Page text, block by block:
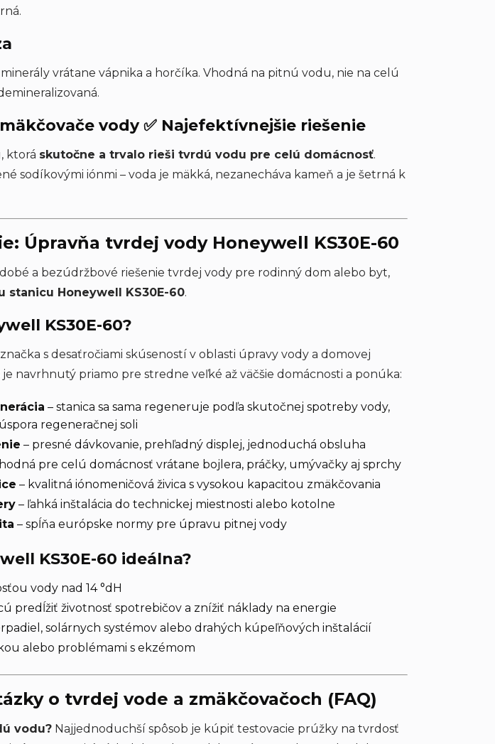
vrátane vápnika a horčíka. Vhodná na pitnú vodu, nie na celú
vody ✅ Najefektívnejšie riešenie
ktorá skutočne a trvalo rieši tvrdú vodu pre celú domácnosť.
sodíkovými iónmi – voda je mäkká, nezanecháva kameň a je šetrná k
Úpravňa tvrdej vody Honeywell KS30E-60
a bezúdržbové riešenie tvrdej vody pre rodinný dom alebo byt,
stanicu Honeywell KS30E-60.
KS30E-60?
s desaťročiami skúseností v oblasti úpravy vody a domovej
je navrhnutý priamo pre stredne veľké až väčšie domácnosti a ponúka:
– stanica sa sama regeneruje podľa skutočnej spotreby vody,
regeneračnej soli
– presné dávkovanie, prehľadný displej, jednoduchá obsluha
pre celú domácnosť vrátane bojlera, práčky, umývačky aj sprchy
– kvalitná iónomeničová živica s vysokou kapacitou zmäkčovania
– ľahká inštalácia do technickej miestnosti alebo kotolne
– spĺňa európske normy pre úpravu pitnej vody
KS30E-60 ideálna?
vody nad 14 °dH
predĺžiť životnosť spotrebičov a znížiť náklady na energie
solárnych systémov alebo drahých kúpeľňových inštalácií
alebo problémami s ekzémom
o tvrdej vode a zmäkčovačoch (FAQ)
vodu? Najjednoduchší spôsob je kúpiť testovacie prúžky na tvrdosť